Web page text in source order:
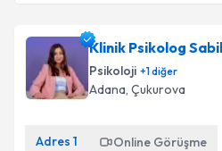
Klinik Psikolog
Psikoloji +1diğer
Adana, Çukurova
Adres 1 Online Görüşme